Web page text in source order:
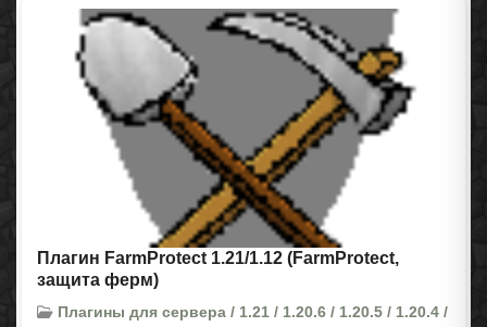
Плагин FarmProtect 1.21/1.12 (FarmProtect,
защита ферм)
Плагины для сервера / 1.21 / 1.20.6 / 1.20.5 / 1.20.4 /